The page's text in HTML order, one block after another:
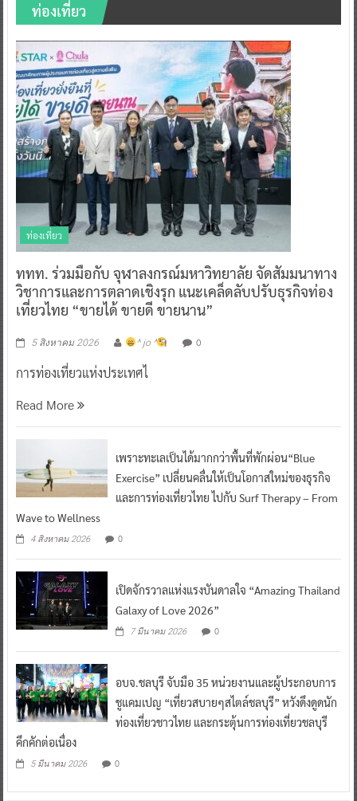
ท่องเที่ยว
ท่องเที่ยว
ททท. ร่วมมือกับ จุฬาลงกรณ์มหาวิทยาลัย จัดสัมมนาทาง
วิชาการและการตลาดเชิงรุก แนะเคล็ดลับปรับธุรกิจท่อง
เที่ยวไทย “ขายได้ ขายดี ขายนาน”
5 สิงหาคม 2026 ^ jo ^ 0
การท่องเที่ยวแห่งประเทศไ
Read More
เพราะทะเลเป็นได้มากกว่าพื้นที่พักผ่อน“Blue
Exercise” เปลี่ยนคลื่นให้เป็นโอกาสใหม่ของธุรกิจ
และการท่องเที่ยวไทย ไปกับ Surf Therapy – From
Wave to Wellness
4 สิงหาคม 2026 0
เปิดจักรวาลแห่งแรงบันดาลใจ “Amazing Thailand
Galaxy of Love 2026”
7 มีนาคม 2026 0
อบจ.ชลบุรี จับมือ 35 หน่วยงานและผู้ประกอบการ
ชูแคมเปญ “เที่ยวสบายๆสไตล์ชลบุรี” หวังดึงดูดนัก
ท่องเที่ยวชาวไทย และกระตุ้นการท่องเที่ยวชลบุรี
คึกคักต่อเนื่อง
5 มีนาคม 2026 0